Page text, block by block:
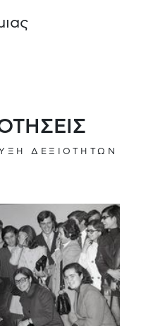
ΔΕΞΙΟΤΗΤΩΝ